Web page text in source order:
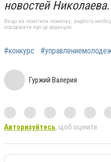
новостей Николаева.
Якщо ви помітили помилку, виділіть
повідомити про це редакцію
#конкурс
Гуржий Валерия
Авторизуйтесь, щоб оцінити